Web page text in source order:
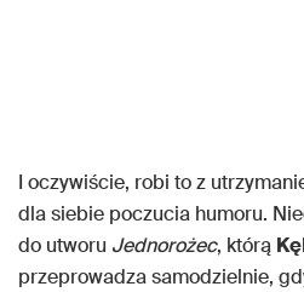
I oczywiście, robi to z
dla siebie poczucia humoru.
do utworu Jednorożec, którą
przeprowadza samodzielnie,